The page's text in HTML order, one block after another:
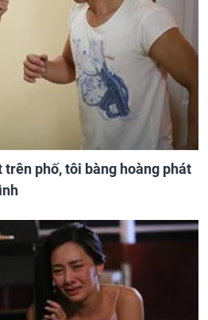
trên phố, tôi bàng hoàng phát